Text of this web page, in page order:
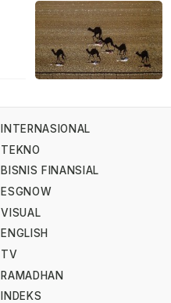
INTERNASIONAL
TEKNO
BISNIS FINANSIAL
ESGNOW
VISUAL
ENGLISH
TV
RAMADHAN
INDEKS